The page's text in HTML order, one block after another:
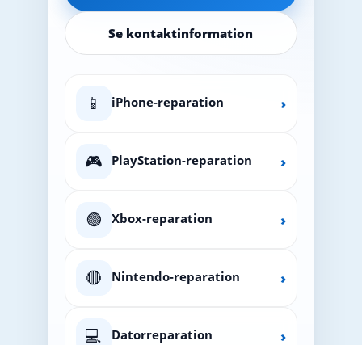
Se kontaktinformation
📱 iPhone-reparation ›
🎮 PlayStation-reparation ›
🟢 Xbox-reparation ›
🔴 Nintendo-reparation ›
💻 Datorreparation ›